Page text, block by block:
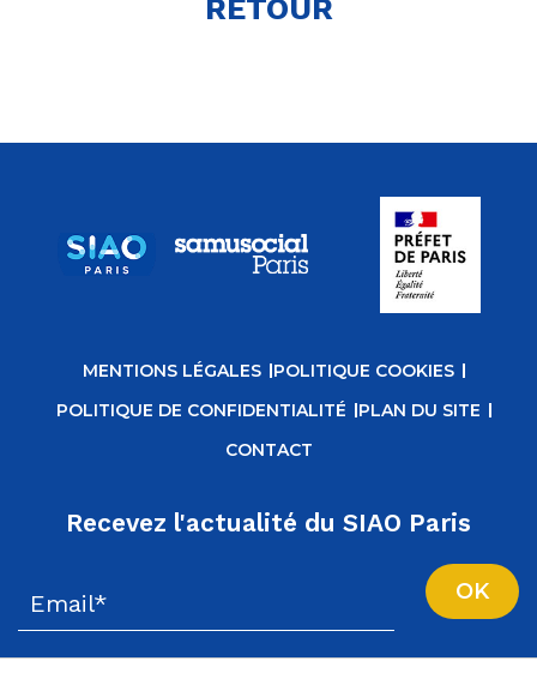
RETOUR
MENTIONS LÉGALES
POLITIQUE COOKIES
POLITIQUE DE CONFIDENTIALITÉ
PLAN DU SITE
CONTACT
Recevez l'actualité du SIAO Paris